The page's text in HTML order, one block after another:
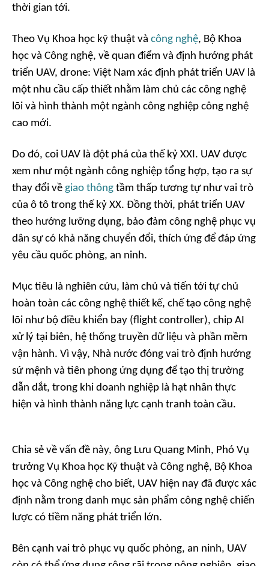
thời gian tới.
Theo Vụ Khoa học kỹ thuật và công nghệ, Bộ Khoa
học và Công nghệ, về quan điểm và định hướng phát
triển UAV, drone: Việt Nam xác định phát triển UAV là
một nhu cầu cấp thiết nhằm làm chủ các công nghệ
lõi và hình thành một ngành công nghiệp công nghệ
cao mới.
Do đó, coi UAV là đột phá của thế kỷ XXI. UAV được
xem như một ngành công nghiệp tổng hợp, tạo ra sự
thay đổi về giao thông tầm thấp tương tự như vai trò
của ô tô trong thế kỷ XX. Đồng thời, phát triển UAV
theo hướng lưỡng dụng, bảo đảm công nghệ phục vụ
dân sự có khả năng chuyển đổi, thích ứng để đáp ứng
yêu cầu quốc phòng, an ninh.
Mục tiêu là nghiên cứu, làm chủ và tiến tới tự chủ
hoàn toàn các công nghệ thiết kế, chế tạo công nghệ
lõi như bộ điều khiển bay (flight controller), chip AI
xử lý tại biên, hệ thống truyền dữ liệu và phần mềm
vận hành. Vì vậy, Nhà nước đóng vai trò định hướng
sứ mệnh và tiên phong ứng dụng để tạo thị trường
dẫn dắt, trong khi doanh nghiệp là hạt nhân thực
hiện và hình thành năng lực cạnh tranh toàn cầu.
Chia sẻ về vấn đề này, ông Lưu Quang Minh, Phó Vụ
trưởng Vụ Khoa học Kỹ thuật và Công nghệ, Bộ Khoa
học và Công nghệ cho biết, UAV hiện nay đã được xác
định nằm trong danh mục sản phẩm công nghệ chiến
lược có tiềm năng phát triển lớn.
Bên cạnh vai trò phục vụ quốc phòng, an ninh, UAV